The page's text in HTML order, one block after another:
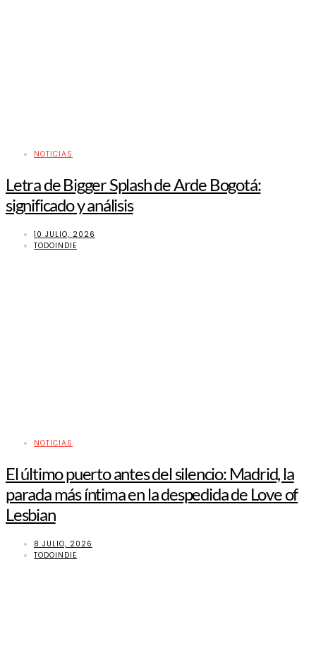
NOTICIAS
Letra de Bigger Splash de Arde Bogotá:
significado y análisis
10 JULIO, 2026
TODOINDIE
NOTICIAS
El último puerto antes del silencio: Madrid, la
parada más íntima en la despedida de Love of
Lesbian
8 JULIO, 2026
TODOINDIE